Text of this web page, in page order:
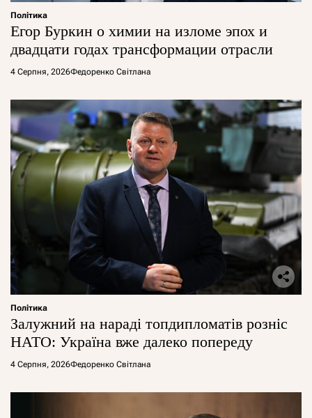
Політика
Егор Буркин о химии на изломе эпох и
двадцати годах трансформации отрасли
4 Серпня, 2026Федоренко Світлана
Політика
Залужний на нараді топдипломатів розніс
НАТО: Україна вже далеко попереду
4 Серпня, 2026Федоренко Світлана